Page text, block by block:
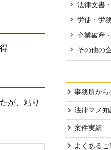
が、粘り
法律文書
労使・労務
企業破産
その他の
事務所から
法律マメ知
案件実績
よくあるご